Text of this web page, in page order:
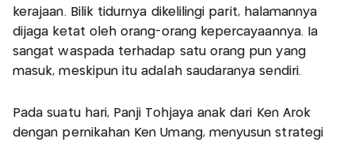
kerajaan. Bilik tidurnya dikelilingi parit, halamannya
dijaga ketat oleh orang-orang kepercayaannya. Ia
sangat waspada terhadap satu orang pun yang
masuk, meskipun itu adalah saudaranya sendiri.
Pada suatu hari, Panji Tohjaya anak dari Ken Arok
dengan pernikahan Ken Umang, menyusun strategi